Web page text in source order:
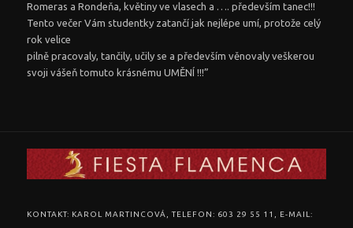
Romeras a Rondeňa, květiny ve vlasech a …. především tanec!!!
Tento večer Vám studentky zatančí jak nejlépe umí, protože celý
rok velice
pilně pracovaly, tančily, učily se a především věnovaly veškerou
svoji vášeň tomuto krásnému UMĚNÍ !!!”
KONTAKT: KAROL MARTINCOVÁ, TELEFON: 603 29 55 11, E-MAIL: